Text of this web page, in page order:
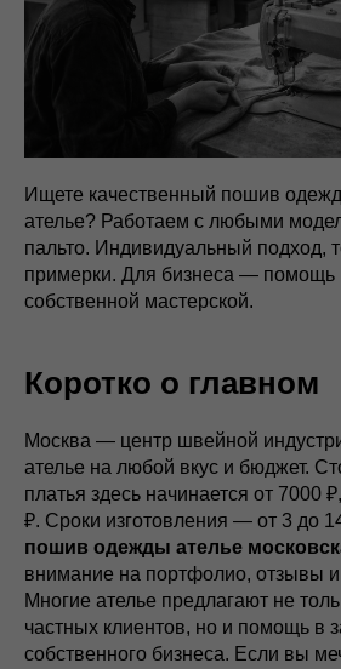
Ищете качественный пошив
ателье? Работаем с любыми
пальто. Индивидуальный подход,
примерки. Для бизнеса — помощь
собственной мастерской.
Коротко о главном
Москва — центр швейной
ателье на любой вкус и бюджет.
платья здесь начинается от 7000
₽. Сроки изготовления — от 3 до
пошив одежды ателье
внимание на портфолио, отзывы
Многие ателье предлагают не
частных клиентов, но и помощь в
собственного бизнеса. Если вы